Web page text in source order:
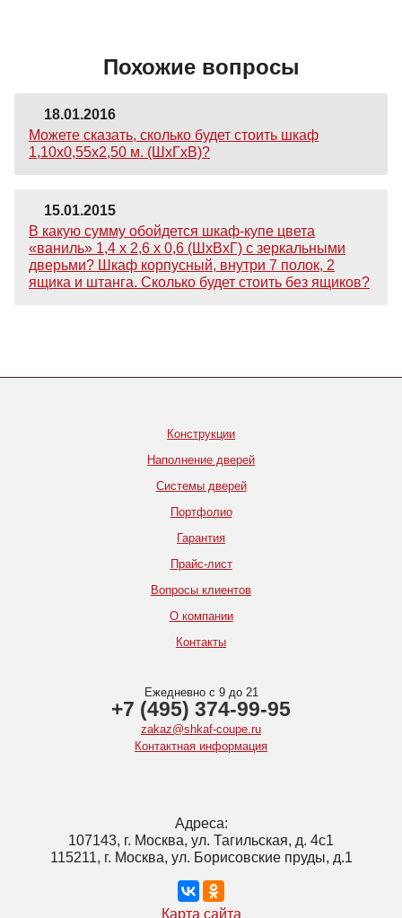
Похожие вопросы
18.01.2016
Можете сказать, сколько будет стоить шкаф
1,10х0,55х2,50 м. (ШхГхВ)?
15.01.2015
В какую сумму обойдется шкаф-купе цвета
«ваниль» 1,4 х 2,6 х 0,6 (ШхВхГ) с зеркальными
дверьми? Шкаф корпусный, внутри 7 полок, 2
ящика и штанга. Сколько будет стоить без ящиков?
Конструкции
Наполнение дверей
Системы дверей
Портфолио
Гарантия
Прайс-лист
Вопросы клиентов
О компании
Контакты
Ежедневно с 9 до 21
+7 (495) 374-99-95
zakaz@shkaf-coupe.ru
Контактная информация
Адреса:
107143, г. Москва, ул. Тагильская, д. 4с1
115211, г. Москва, ул. Борисовские пруды, д.1
Карта сайта